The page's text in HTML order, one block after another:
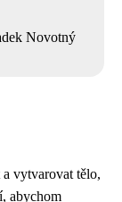
Novotný
vytvarovat tělo,
abychom